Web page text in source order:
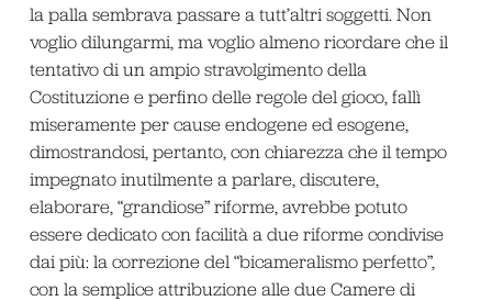
la palla sembrava passare a tutt’altri soggetti. Non
voglio dilungarmi, ma voglio almeno ricordare che il
tentativo di un ampio stravolgimento della
Costituzione e perfino delle regole del gioco, fallì
miseramente per cause endogene ed esogene,
dimostrandosi, pertanto, con chiarezza che il tempo
impegnato inutilmente a parlare, discutere,
elaborare, “grandiose” riforme, avrebbe potuto
essere dedicato con facilità a due riforme condivise
dai più: la correzione del “bicameralismo perfetto”,
con la semplice attribuzione alle due Camere di